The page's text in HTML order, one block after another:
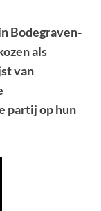
Bodegraven-
als
van
partij op hun